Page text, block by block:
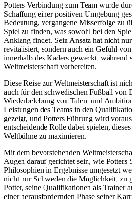
Potters Verbindung zum Team wurde
Schaffung einer positiven Umgebung
Bedeutung, vergangene Misserfolge zu
Spiel zu finden, was sowohl bei den
Anklang findet. Sein Ansatz hat nicht
revitalisiert, sondern auch ein Gefühl
innerhalb des Kaders geweckt, während
Weltmeisterschaft vorbereiten.
Diese Reise zur Weltmeisterschaft ist
auch für den schwedischen Fußball von
Wiederbelebung von Talent und
Leistungen des Teams in den
gezeigt, und Potters Führung wird
entscheidende Rolle dabei spielen,
Weltbühne zu maximieren.
Mit dem bevorstehenden
Augen darauf gerichtet sein, wie Potters
Philosophien in Ergebnisse umgesetzt
nicht nur Schweden die Möglichkeit, zu
Potter, seine Qualifikationen als Trainer
einer herausfordernden Phase seiner